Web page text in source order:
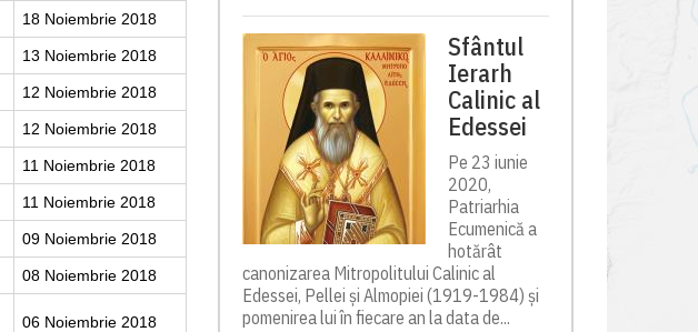
18 Noiembrie 2018
13 Noiembrie 2018
12 Noiembrie 2018
12 Noiembrie 2018
11 Noiembrie 2018
11 Noiembrie 2018
09 Noiembrie 2018
08 Noiembrie 2018
06 Noiembrie 2018
Sfântul
Ierarh
Calinic al
Edessei
Pe 23 iunie
2020,
Patriarhia
Ecumenică a
hotărât
canonizarea Mitropolitului Calinic al
Edessei, Pellei și Almopiei (1919-1984) și
pomenirea lui în fiecare an la data de...